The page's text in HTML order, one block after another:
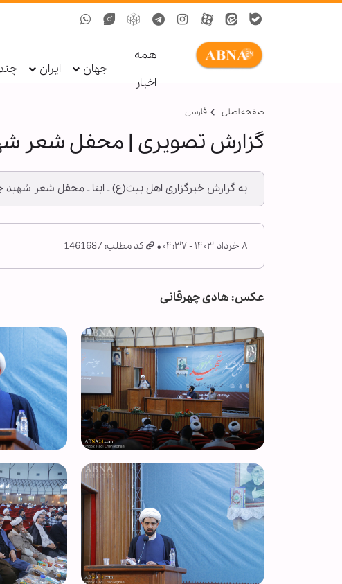
همه
اخبار
جهان ایران
صفحه اصلی فارسی
گزارش تصویری | محفل شعر
به گزارش خبرگزاری اهل بیت(ع) ـ ابنا ـ محفل شعر شهید جمهور با حضور ۱۲۰ طلبه شاعر در مدرسه عالی
۸ خرداد ۱۴۰۳ - ۰۴:۳۷ کد مطلب: 1461687
عکس: هادی چهرقانی